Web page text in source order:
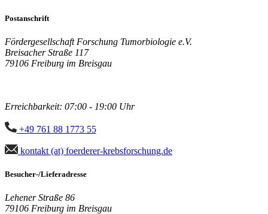
Postanschrift
Fördergesellschaft Forschung Tumorbiologie e.V.
Breisacher Straße 117
79106 Freiburg im Breisgau
Erreichbarkeit: 07:00 - 19:00 Uhr
+49 761 88 1773 55
kontakt (at) foerderer-krebsforschung.de
Besucher-/Lieferadresse
Lehener Straße 86
79106 Freiburg im Breisgau